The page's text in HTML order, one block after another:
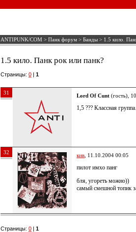
ANTIPUNK/COM > Панк форум > Банды > 1.5 кило.
1.5 кило. Панк рок или панк?
Страницы: 0 | 1
31 Lord Of Cunt (гость),
1,5 ??? Классная
32 кив , 11.10.2004 00:05
пилот имхо панг
бля, угореть можно))
самый смешной топик
Страницы: 0 | 1